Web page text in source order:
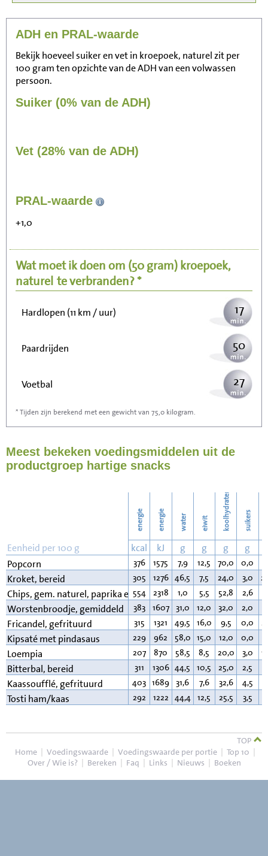
ADH en PRAL-waarde
Bekijk hoeveel suiker en vet in kroepoek, naturel zit per
100 gram ten opzichte van de ADH van een volwassen
persoon.
Suiker (0% van de ADH)
Vet (28% van de ADH)
PRAL-waarde
+1,0
Wat moet ik doen om (50 gram)kroepoek,
naturel te verbranden? *
Zitten, tv kijken
Wandelen (5 km/uur)
Hardlopen (11 km / uur) 17
Paardrijden 50
Voetbal 27
Stofzuigen
Strijken 87
100
* Tijden zijn berekend met een gewicht van 75,0 kilogram.
Meest bekeken voedingsmiddelen uit de
productgroep hartige snacks
energie energie water eiwit koolhydraten suikers
Eenheid per 100 g kcal kJ g g g g
Popcorn
376 1575 7,9 12,5 70,0 0,0
Kroket, bereid 305 1276 46,5 7,5 24,0 3,0
Chips, gem. naturel, paprika e.d.554 2318 1,0 5,5 52,8 2,6
Worstenbroodje, gemiddeld 383 1607 31,0 12,0 32,0 2,0
Fricandel, gefrituurd 315 1321 49,5 16,0 9,5 0,0
Kipsaté met pindasaus 229 962 58,0 15,0 12,0 0,0
Loempia 207 870 58,5 8,5 20,0 3,0
Bitterbal, bereid 311 1306 44,5 10,5 25,0 2,5
Kaassoufflé, gefrituurd 403 1689 31,6 7,6 32,6 4,5
Tosti ham/kaas 292 1222 44,4 12,5 25,5 3,5
TOP
Home | Voedingswaarde | Voedingswaarde per portie | Top 10 |
Over / Wie is? | Bereken | Faq | Links | Nieuws | Boeken